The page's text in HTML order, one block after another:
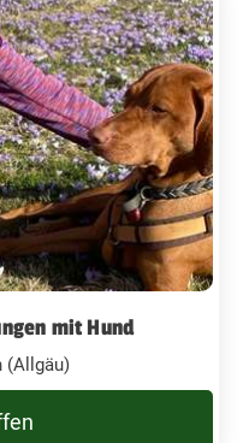
mit Hund
(Allgäu)